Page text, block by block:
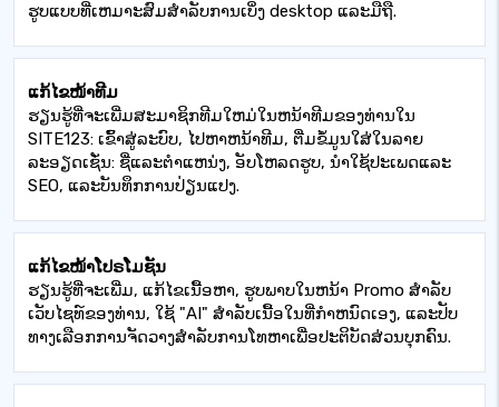
ຮູບແບບທີ່ເຫມາະສົມສໍາລັບການເບິ່ງ desktop ແລະມືຖື.
ແກ້ໄຂໜ້າທີມ
ຮຽນຮູ້ທີ່ຈະເພີ່ມສະມາຊິກທີມໃຫມ່ໃນຫນ້າທີມຂອງທ່ານໃນ
SITE123: ເຂົ້າສູ່ລະບົບ, ໄປຫາຫນ້າທີມ, ຕື່ມຂໍ້ມູນໃສ່ໃນລາຍ
ລະອຽດເຊັ່ນ: ຊື່ແລະຕໍາແຫນ່ງ, ອັບໂຫລດຮູບ, ນໍາໃຊ້ປະເພດແລະ
SEO, ແລະບັນທຶກການປ່ຽນແປງ.
ແກ້ໄຂໜ້າໂປຣໂມຊັນ
ຮຽນຮູ້ທີ່ຈະເພີ່ມ, ແກ້ໄຂເນື້ອຫາ, ຮູບພາບໃນຫນ້າ Promo ສໍາລັບ
ເວັບໄຊທ໌ຂອງທ່ານ, ໃຊ້ "AI" ສໍາລັບເນື້ອໃນທີ່ກໍາຫນົດເອງ, ແລະປັບ
ທາງເລືອກການຈັດວາງສໍາລັບການໂທຫາເພື່ອປະຕິບັດສ່ວນບຸກຄົນ.